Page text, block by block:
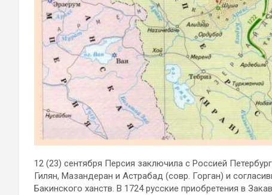
12 (23) сентября Персия заключила с Россией
Гилян, Мазандеран и Астрабад (совр. Горган) и
Бакинского ханств. В 1724 русские приобретения в